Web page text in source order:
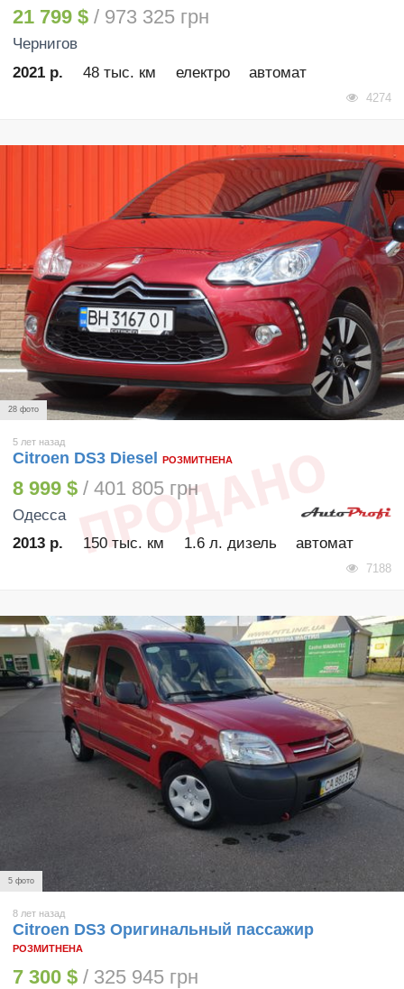
21 799 $ / 973 325 грн
Чернигов
2021 р.
48 тыс. км електро автомат
4274
28 фото
5 лет назад
Citroen DS3 Diesel РОЗМИТНЕНА
8 999 $ / 401 805 грн
Одесса
2013 р.
150 тыс. км 1.6 л. дизель автомат
7188
5 фото
8 лет назад
Citroen DS3 Оригинальный пассажир
РОЗМИТНЕНА
7 300 $ / 325 945 грн